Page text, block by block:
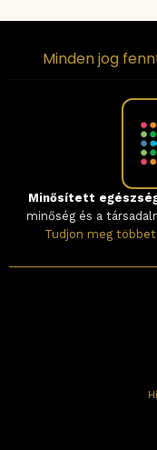
Minden jog
Minősített
minőség és a
Tudjon meg többet